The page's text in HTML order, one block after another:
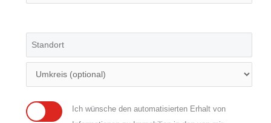
Ich wünsche den automatisierten Erhalt von